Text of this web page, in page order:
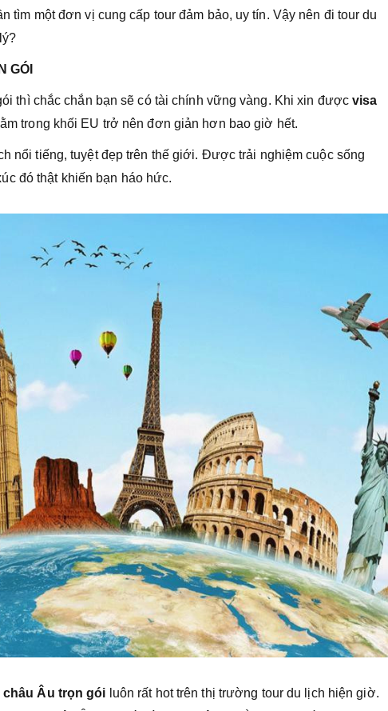
tìm một đơn vị cung cấp tour đảm bảo, uy tín. Vậy nên đi tour du
GÓI
thì chắc chắn bạn sẽ có tài chính vững vàng. Khi xin đượcvisa
trong khối EU trở nên đơn giản hơn bao giờ hết.
nổi tiếng, tuyệt đẹp trên thế giới. Được trải nghiệm cuộc sống
đó thật khiến bạn háo hức.
Âu trọn gói luôn rất hot trên thị trường tour du lịch hiện giờ.